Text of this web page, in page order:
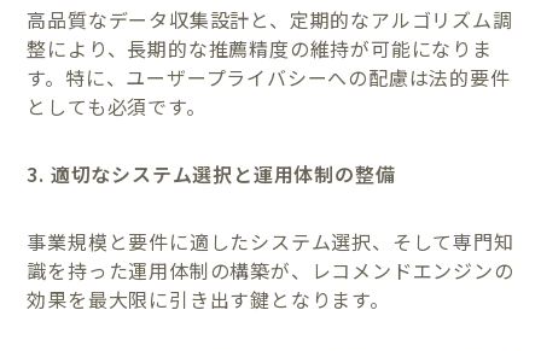
高品質なデータ収集設計と、定期的なアルゴリズム調
整により、長期的な推薦精度の維持が可能になりま
す。特に、ユーザープライバシーへの配慮は法的要件
としても必須です。
3. 適切なシステム選択と運用体制の整備
事業規模と要件に適したシステム選択、そして専門知
識を持った運用体制の構築が、レコメンドエンジンの
効果を最大限に引き出す鍵となります。